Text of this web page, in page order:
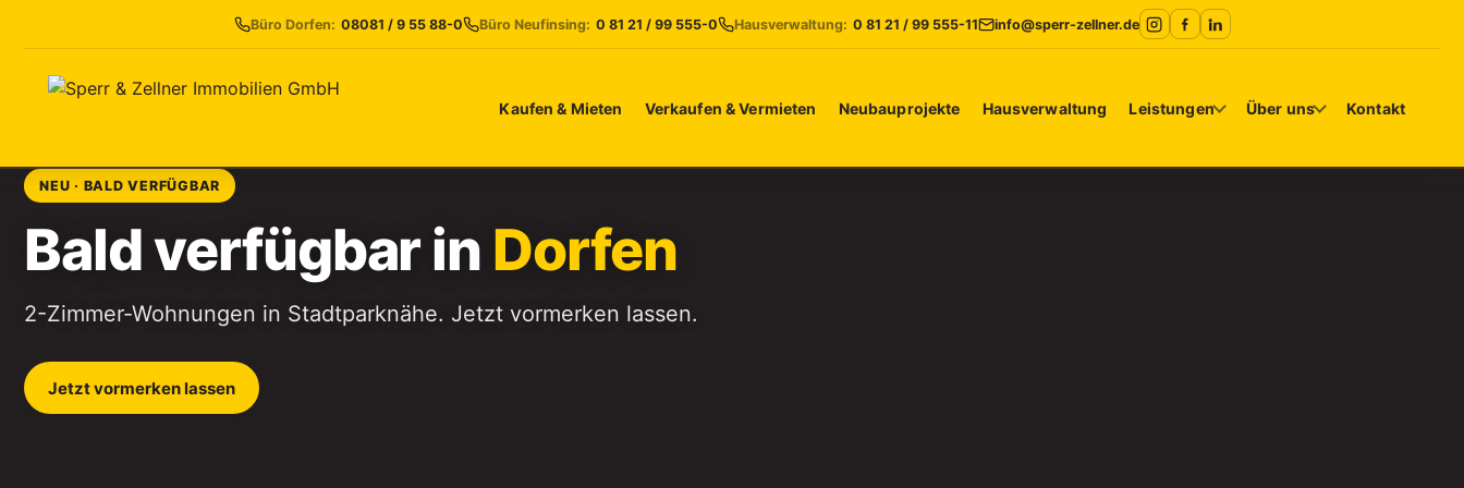
Büro Dorfen: 08081 / 9 55 88-0 Büro Neufinsing: 0 81 21 / 99 555-0 Hausverwaltung: 0 81 21 / 99 555-11 info@sperr-zellner.de
Kaufen & Mieten Verkaufen & Vermieten Neubauprojekte Hausverwaltung Leistungen Über uns Kontakt
NEU · BALD VERFÜGBAR
Bald verfügbar in Dorfen
2-Zimmer-Wohnungen in Stadtparknähe. Jetzt vormerken lassen.
Jetzt vormerken lassen